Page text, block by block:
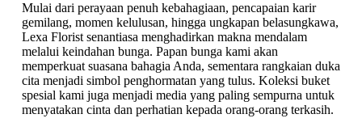
Mulai dari perayaan penuh kebahagiaan, pencapaian karir
gemilang, momen kelulusan, hingga ungkapan belasungkawa,
Lexa Florist senantiasa menghadirkan makna mendalam
melalui keindahan bunga. Papan bunga kami akan
memperkuat suasana bahagia Anda, sementara rangkaian duka
cita menjadi simbol penghormatan yang tulus. Koleksi buket
spesial kami juga menjadi media yang paling sempurna untuk
menyatakan cinta dan perhatian kepada orang-orang terkasih.